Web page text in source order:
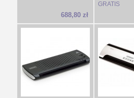
688,80 zł
GRATIS